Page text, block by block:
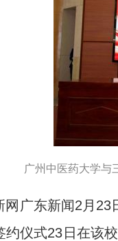
广州中医药大学与
东新闻2月23日
约仪式23日在该